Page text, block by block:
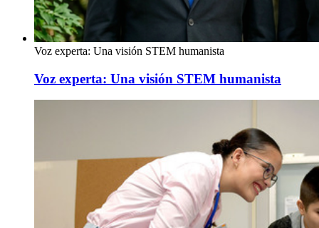
Voz experta: Una visión STEM humanista
Voz experta: Una visión STEM humanista